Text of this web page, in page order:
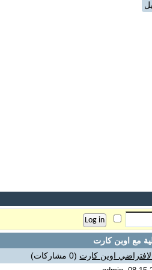
مع اوبن كارت
اوبن كارت (0 مشاركات)